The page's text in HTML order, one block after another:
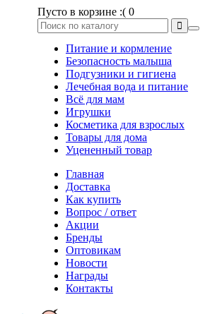
Пусто в корзине :( 0
Питание и кормление
Безопасность малыша
Подгузники и гигиена
Лечебная вода и питание
Всё для мам
Игрушки
Косметика для взрослых
Товары для дома
Уцененный товар
Главная
Доставка
Как купить
Вопрос / ответ
Акции
Бренды
Оптовикам
Новости
Награды
Контакты